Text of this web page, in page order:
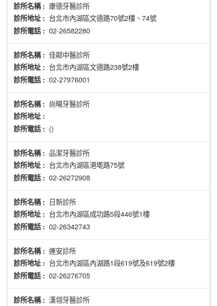
診所名稱 : 康德牙醫診所
診所地址 : 台北市內湖區文德路70號2樓、74號
診所電話 : 02-26582280
診所名稱 : 佳鄰中醫診所
診所地址 : 台北市內湖區文德路238號2樓
診所電話 : 02-27976001
診所名稱 : 尚暘牙醫診所
診所地址 :
診所電話 : ()
診所名稱 : 品潔牙醫診所
診所地址 : 台北市內湖區港墘路75號
診所電話 : 02-26272908
診所名稱 : 日新診所
診所地址 : 台北市內湖區成功路5段446號1樓
診所電話 : 02-26342743
診所名稱 : 連安診所
診所地址 : 台北市內湖區內湖路1段619號及619號2樓
診所電話 : 02-26276705
診所名稱 : 漢翎牙醫診所